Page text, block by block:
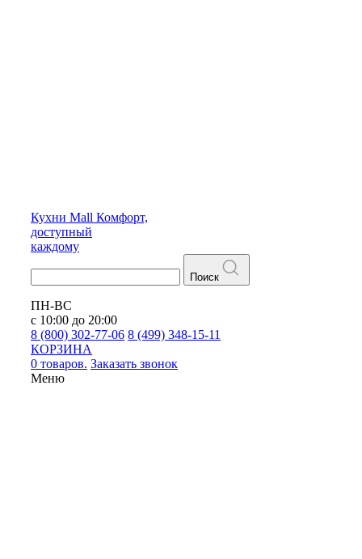
Кухни Mall Комфорт,
доступный
каждому
Поиск
ПН-ВС
с 10:00 до 20:00
8 (800) 302-77-06 8 (499) 348-15-11
КОРЗИНА
0 товаров. Заказать звонок
Меню